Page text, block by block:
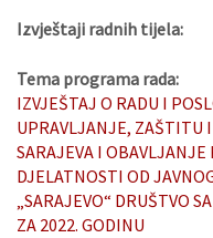
Izvještaji radnih tijela:
Tema programa rada:
IZVJEŠTAJ O RADU I
UPRAVLJANJE, ZAŠTITU
SARAJEVA I
DJELATNOSTI OD
„SARAJEVO“ DRUŠTVO
ZA 2022. GODINU